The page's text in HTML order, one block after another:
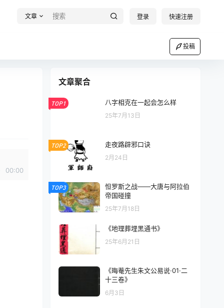
文章 登录 快速注册
投稿
00:00
文章聚合
TOP1 八字相克在一起会怎么样
25年7月13日
TOP2 走夜路辟邪口诀
2月24日
TOP3
怛罗斯之战——大唐与阿拉伯
帝国碰撞
25年7月18日
《地理葬埋黑通书》
25年6月21日
《晦菴先生朱文公易说·01·二
十三卷》
6月3日